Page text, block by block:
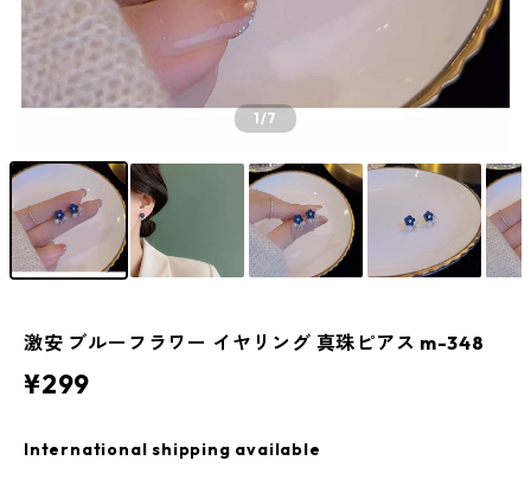
1/7
激安 ブルーフラワー イヤリング 真珠ピアス m-348
¥299
International shipping available